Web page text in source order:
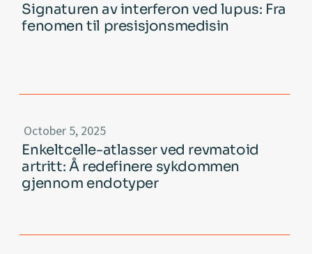
Signaturen av interferon ved lupus: Fra
fenomen til presisjonsmedisin
October 5, 2025
Enkeltcelle-atlasser ved revmatoid
artritt: Å redefinere sykdommen
gjennom endotyper